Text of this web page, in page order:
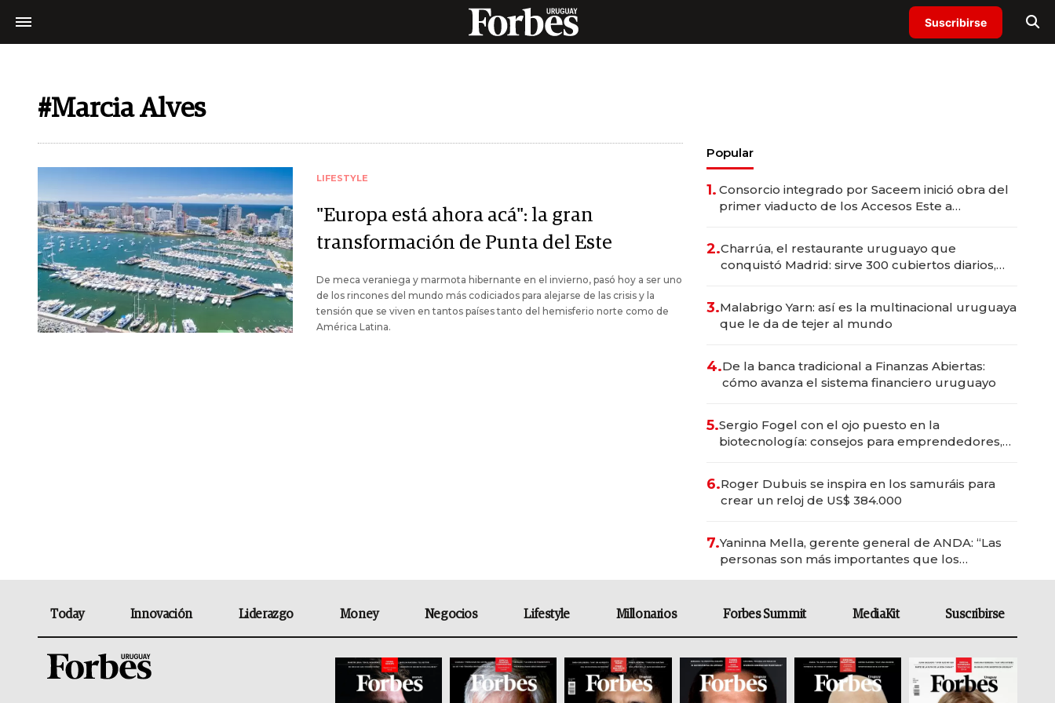
Suscribirse
#Marcia Alves
LIFESTYLE
"Europa está ahora acá": la gran
transformación de Punta del Este
De meca veraniega y marmota hibernante en el invierno, pasó hoy a ser uno
de los rincones del mundo más codiciados para alejarse de las crisis y la
tensión que se viven en tantos países tanto del hemisferio norte como de
América Latina.
Popular
1. Consorcio integrado por Saceem inició obra del
primer viaducto de los Accesos Este a
2.Charrúa, el restaurante uruguayo que
conquistó Madrid: sirve 300 cubiertos diarios,
3.Malabrigo Yarn: así es la multinacional uruguaya
que le da de tejer al mundo
4.De la banca tradicional a Finanzas Abiertas:
cómo avanza el sistema financiero uruguayo
5.Sergio Fogel con el ojo puesto en la
biotecnología: consejos para emprendedores,
6.Roger Dubuis se inspira en los samuráis para
crear un reloj de US$ 384.000
7.Yaninna Mella, gerente general de ANDA: “Las
personas son más importantes que los
Today Innovación Liderazgo Money Negocios Lifestyle Millonarios Forbes Summit MediaKit Suscribirse